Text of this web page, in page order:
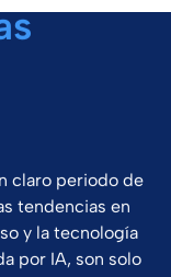
claro periodo de
tendencias en
y la tecnología
por IA, son solo